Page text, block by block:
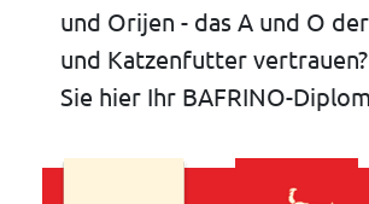
und Orijen - das A und O
und Katzenfutter
Sie hier Ihr BAFRINO-